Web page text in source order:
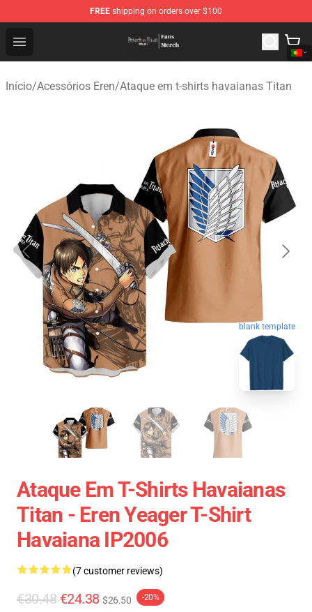
FREE shipping on orders over $100
Open menu
Attack On Titan Store - Official Attack On Titan
Início/Acessórios Eren/Ataque em t-shirts havaianas Titan
blank template
Ataque Em T-Shirts Havaianas
Titan - Eren Yeager T-Shirt
Havaiana IP2006
(7 customer reviews)
€30.48 €24.38 $26.50 -20%